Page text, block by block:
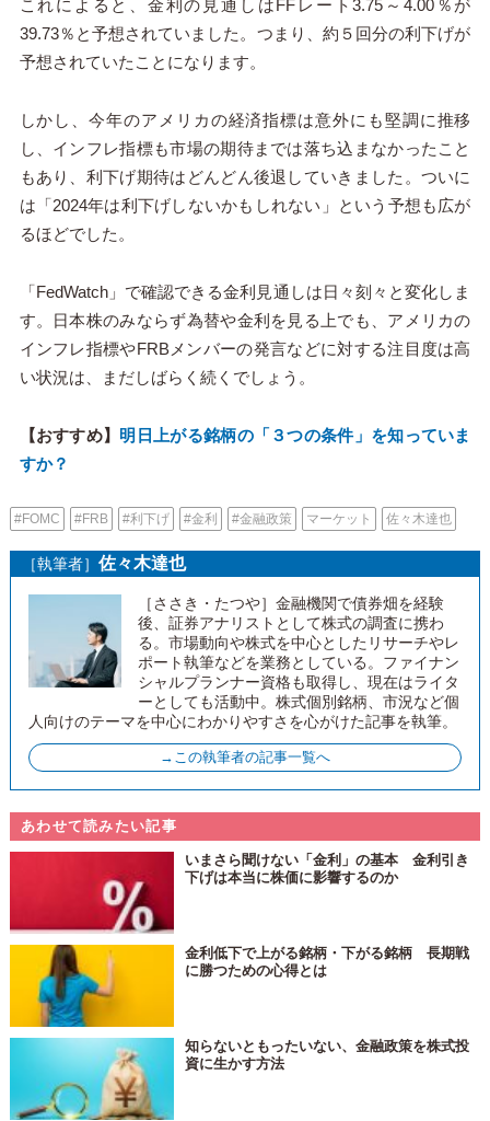
これによると、金利の見通しはFFレート3.75～4.00％が
39.73％と予想されていました。つまり、約５回分の利下げが
予想されていたことになります。
しかし、今年のアメリカの経済指標は意外にも堅調に推移
し、インフレ指標も市場の期待までは落ち込まなかったこと
もあり、利下げ期待はどんどん後退していきました。ついに
は「2024年は利下げしないかもしれない」という予想も広が
るほどでした。
「FedWatch」で確認できる金利見通しは日々刻々と変化しま
す。日本株のみならず為替や金利を見る上でも、アメリカの
インフレ指標やFRBメンバーの発言などに対する注目度は高
い状況は、まだしばらく続くでしょう。
【おすすめ】 明日上がる銘柄の「３つの条件」を知っていま
すか？
#FOMC #FRB #利下げ #金利 #金融政策 マーケット 佐々木達也
［執筆者］ 佐々木達也
［ささき・たつや］金融機関で債券畑を経験
後、証券アナリストとして株式の調査に携わ
る。市場動向や株式を中心としたリサーチやレ
ポート執筆などを業務としている。ファイナン
シャルプランナー資格も取得し、現在はライタ
ーとしても活動中。株式個別銘柄、市況など個
人向けのテーマを中心にわかりやすさを心がけた記事を執筆。
→この執筆者の記事一覧へ
あわせて読みたい記事
いまさら聞けない「金利」の基本 金利引き
下げは本当に株価に影響するのか
金利低下で上がる銘柄・下がる銘柄 長期戦
に勝つための心得とは
知らないともったいない、金融政策を株式投
資に生かす方法